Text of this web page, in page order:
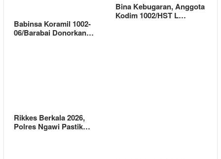
Babinsa Koramil 1002-
06/Barabai Donorkan…
Bina Kebugaran, Anggota
Kodim 1002/HST L…
Rikkes Berkala 2026,
Polres Ngawi Pastik…